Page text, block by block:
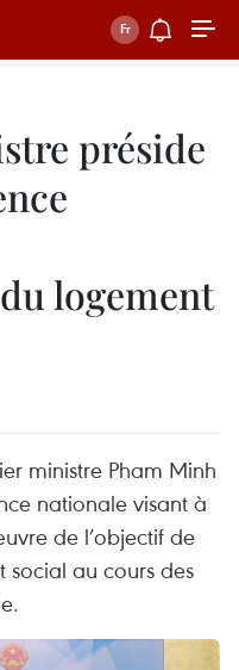
préside
logement
ministre Pham Minh
nationale visant à
de l’objectif de
au cours des